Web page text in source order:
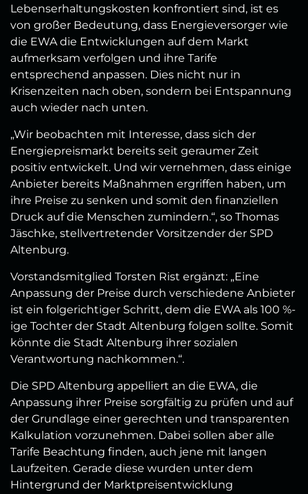
Lebenserhaltungskosten konfrontiert sind, ist es
von großer Bedeutung, dass Energieversorger wie
die EWA die Entwicklungen auf dem Markt
aufmerksam verfolgen und ihre Tarife
entsprechend anpassen. Dies nicht nur in
Krisenzeiten nach oben, sondern bei Entspannung
auch wieder nach unten.
„Wir beobachten mit Interesse, dass sich der
Energiepreismarkt bereits seit geraumer Zeit
positiv entwickelt. Und wir vernehmen, dass einige
Anbieter bereits Maßnahmen ergriffen haben, um
ihre Preise zu senken und somit den finanziellen
Druck auf die Menschen zumindern.“, so Thomas
Jäschke, stellvertretender Vorsitzender der SPD
Altenburg.
Vorstandsmitglied Torsten Rist ergänzt: „Eine
Anpassung der Preise durch verschiedene Anbieter
ist ein folgerichtiger Schritt, dem die EWA als 100 %-
ige Tochter der Stadt Altenburg folgen sollte. Somit
könnte die Stadt Altenburg ihrer sozialen
Verantwortung nachkommen.“.
Die SPD Altenburg appelliert an die EWA, die
Anpassung ihrer Preise sorgfältig zu prüfen und auf
der Grundlage einer gerechten und transparenten
Kalkulation vorzunehmen. Dabei sollen aber alle
Tarife Beachtung finden, auch jene mit langen
Laufzeiten. Gerade diese wurden unter dem
Hintergrund der Marktpreisentwicklung